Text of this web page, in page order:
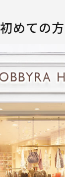
初めての